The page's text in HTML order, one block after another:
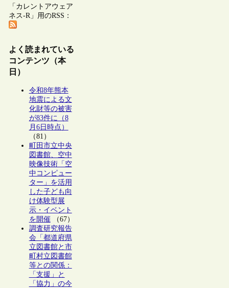
「カレントアウェア
ネス-R」用のRSS：
よく読まれている
コンテンツ（本
日）
令和8年熊本
地震による文
化財等の被害
が83件に（8
月6日時点）
（81）
町田市立中央
図書館、空中
映像技術「空
中コンピュー
ター」を活用
した子ども向
け体験型展
示・イベント
を開催（67）
調査研究報告
会「都道府県
立図書館と市
町村立図書館
等との関係：
「支援」と
「協力」の今